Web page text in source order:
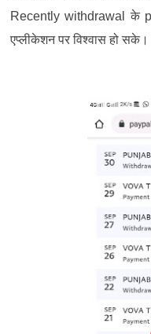
Recently withdrawal के
एप्लीकेशन पर विश्वास हो सके।